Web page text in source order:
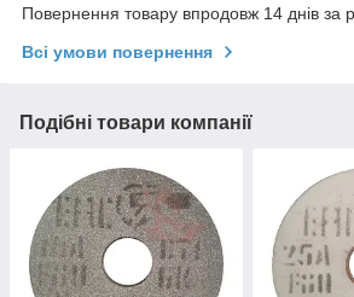
Повернення товару впродовж 14 днів за
Всі умови повернення
Подібні товари компанії